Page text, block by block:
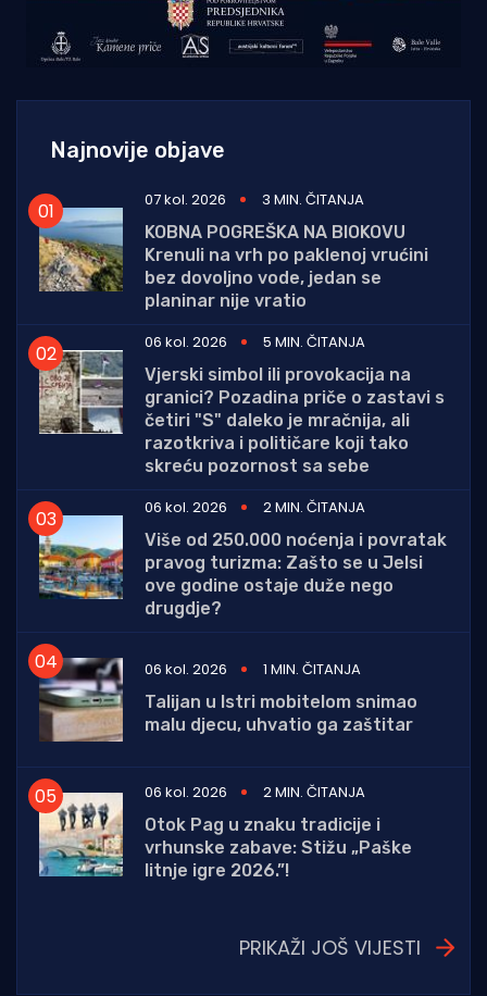
Najnovije objave
07 kol. 2026
3 MIN. ČITANJA
KOBNA POGREŠKA NA BIOKOVU
Krenuli na vrh po paklenoj vrućini
bez dovoljno vode, jedan se
planinar nije vratio
06 kol. 2026
5 MIN. ČITANJA
Vjerski simbol ili provokacija na
granici? Pozadina priče o zastavi s
četiri "S" daleko je mračnija, ali
razotkriva i političare koji tako
skreću pozornost sa sebe
06 kol. 2026
2 MIN. ČITANJA
Više od 250.000 noćenja i povratak
pravog turizma: Zašto se u Jelsi
ove godine ostaje duže nego
drugdje?
06 kol. 2026
1 MIN. ČITANJA
Talijan u Istri mobitelom snimao
malu djecu, uhvatio ga zaštitar
06 kol. 2026
2 MIN. ČITANJA
Otok Pag u znaku tradicije i
vrhunske zabave: Stižu „Paške
litnje igre 2026.”!
PRIKAŽI JOŠ VIJESTI